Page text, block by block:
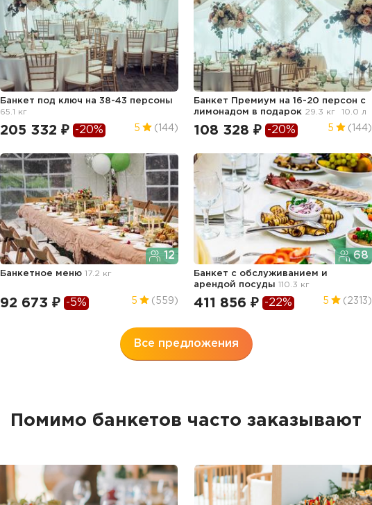
Банкет под ключ на 38-43 персоны
65.1 кг
205 332 ₽ -20% 5 (144)
Банкет Премиум на 16-20 персон с
лимонадом в подарок 29.3 кг 10.0 л
108 328 ₽ -20% 5 (144)
12
Банкетное меню 17.2 кг
92 673 ₽ -5% 5 (559)
68
Банкет с обслуживанием и
арендой посуды
110.3 кг
411 856 ₽ -22% 5 (2313)
Все предложения
Помимо банкетов часто заказывают